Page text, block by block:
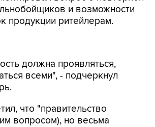
и возможности
продукции ритейлерам.
что "правительство
меры".